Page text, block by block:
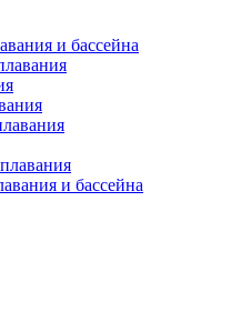
и бассейна
и бассейна